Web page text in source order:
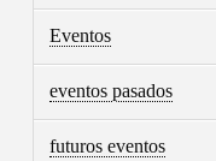
Eventos
eventos pasados
futuros eventos